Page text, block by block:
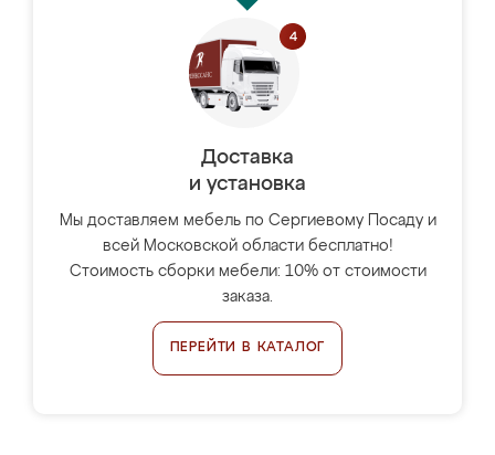
Доставка
и установка
Мы доставляем мебель по Сергиевому Посаду и
всей Московской области бесплатно!
Стоимость сборки мебели: 10% от стоимости
заказа.
ПЕРЕЙТИ В КАТАЛОГ